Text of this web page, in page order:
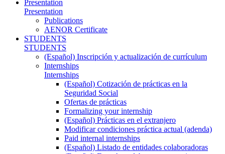
Presentation
Presentation
Publications
AENOR Certificate
STUDENTS
STUDENTS
(Español) Inscripción y actualización de currículum
Internships
Internships
(Español) Cotización de prácticas en la
Seguridad Social
Ofertas de prácticas
Formalizing your internship
(Español) Prácticas en el extranjero
Modificar condiciones práctica actual (adenda)
Paid internal internships
(Español) Listado de entidades colaboradoras